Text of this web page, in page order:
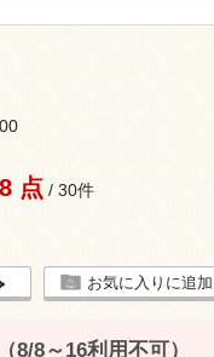
点 / 30件
お気に入りに追加
8/8～16利用不可）